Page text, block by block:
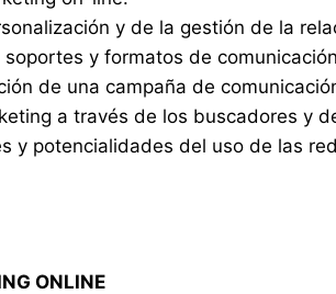
y de la gestión de la
y formatos de
de una campaña de
a través de los buscadores y
y potencialidades del uso de las
ONLINE